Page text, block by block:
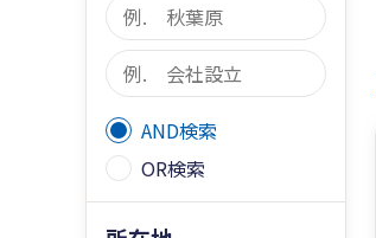
AND検索
OR検索